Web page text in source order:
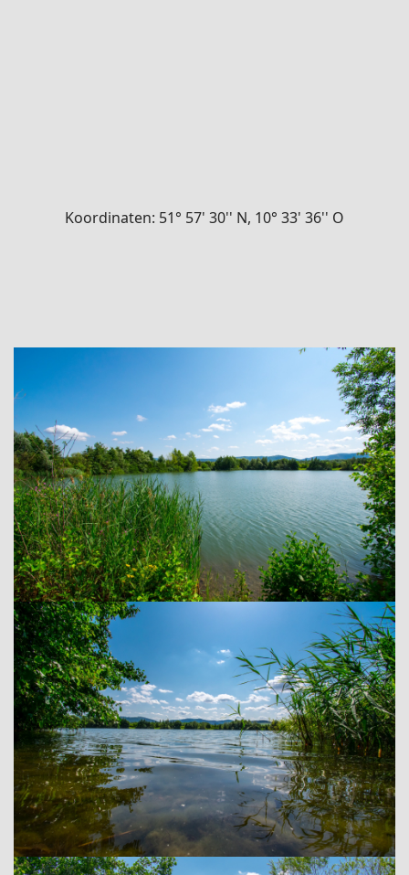
Koordinaten: 51° 57' 30'' N, 10° 33' 36'' O